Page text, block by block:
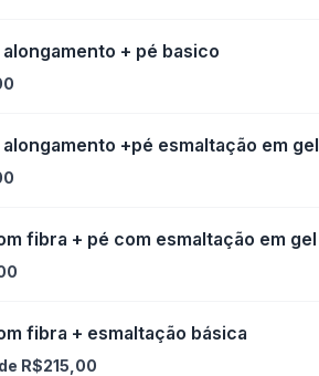
+ pé basico
+pé esmaltação em gel
fibra + pé com esmaltação em gel
fibra + esmaltação básica
R$215,00